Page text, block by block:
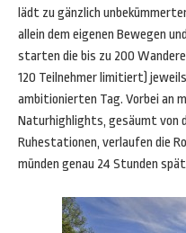
lädt zu gänzlich
allein dem eigenen Bewegen
starten die bis zu 200
120 Teilnehmer limitiert)
ambitionierten Tag. Vorbei an
Naturhighlights, gesäumt von
Ruhestationen, verlaufen die
münden genau 24 Stunden